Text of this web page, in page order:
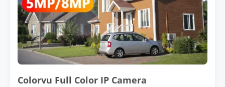
Colorvu Full Color IP Camera